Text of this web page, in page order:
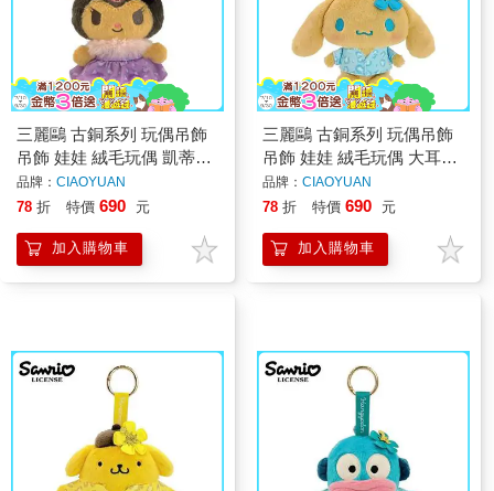
三麗鷗 古銅系列 玩偶吊飾
吊飾 娃娃 絨毛玩偶 凱蒂貓
美樂蒂 酷洛米
品牌： CIAOYUAN
78 折 特價 690 元
加入購物車
三麗鷗 古銅系列 玩偶吊飾
吊飾 娃娃 絨毛玩偶 大耳狗
布丁狗 人魚漢頓 花小兔
品牌： CIAOYUAN
78 折 特價 690 元
加入購物車